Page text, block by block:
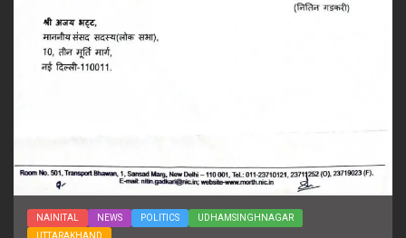
NAINITAL NEWS POLITICS
UDHAMSINGHNAGAR
UTTARAKHAND